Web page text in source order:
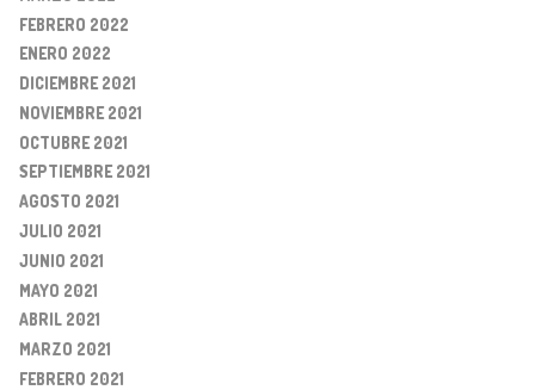
FEBRERO 2022
ENERO 2022
DICIEMBRE 2021
NOVIEMBRE 2021
OCTUBRE 2021
SEPTIEMBRE 2021
AGOSTO 2021
JULIO 2021
JUNIO 2021
MAYO 2021
ABRIL 2021
MARZO 2021
FEBRERO 2021